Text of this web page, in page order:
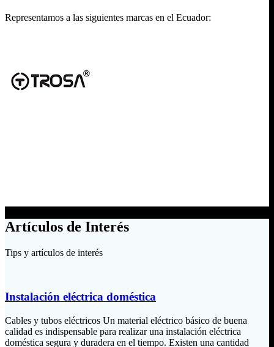
Representamos a las siguientes marcas en el Ecuador:
Artículos de Interés
Tips y artículos de interés
Instalación eléctrica doméstica
Cables y tubos eléctricos Un material eléctrico básico de buena
calidad es indispensable para realizar una instalación eléctrica
doméstica segura y duradera en el tiempo. Existen una cantidad